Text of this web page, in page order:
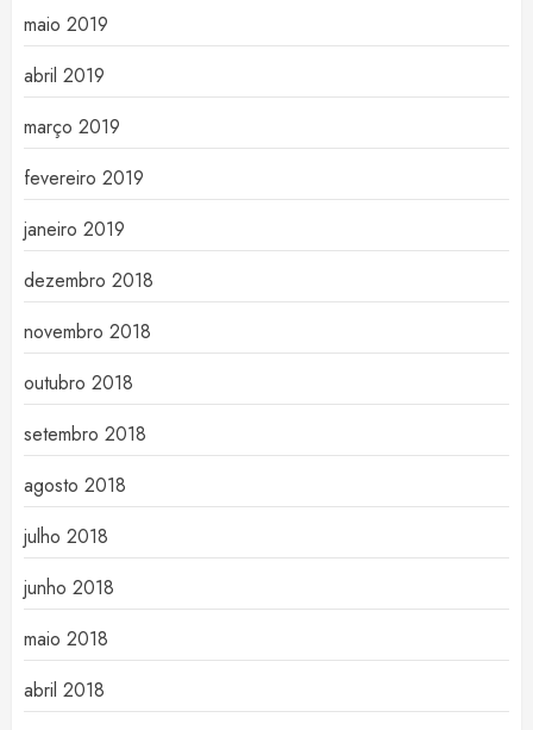
maio 2019
abril 2019
março 2019
fevereiro 2019
janeiro 2019
dezembro 2018
novembro 2018
outubro 2018
setembro 2018
agosto 2018
julho 2018
junho 2018
maio 2018
abril 2018